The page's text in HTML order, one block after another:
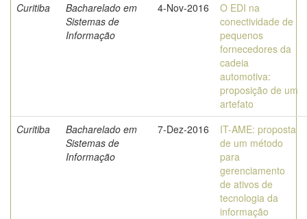
Curitiba
Bacharelado em
Sistemas de
Informação
4-Nov-2016
O EDI na
conectividade de
pequenos
fornecedores da
cadeia
automotiva:
proposição de um
artefato
Curitiba
Bacharelado em
Sistemas de
Informação
7-Dez-2016
IT-AME: proposta
de um método
para
gerenciamento
de ativos de
tecnologia da
informação